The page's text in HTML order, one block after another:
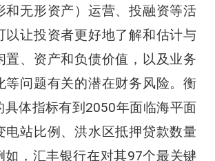
和无形资产）运营、投融资等活
以让投资者更好地了解和估计与
置、资产和负债价值，以及业务
等问题有关的潜在财务风险。衡
具体指标有到2050年面临海平面
电站比例、洪水区抵押贷款数量
如，汇丰银行在对其97个最关键